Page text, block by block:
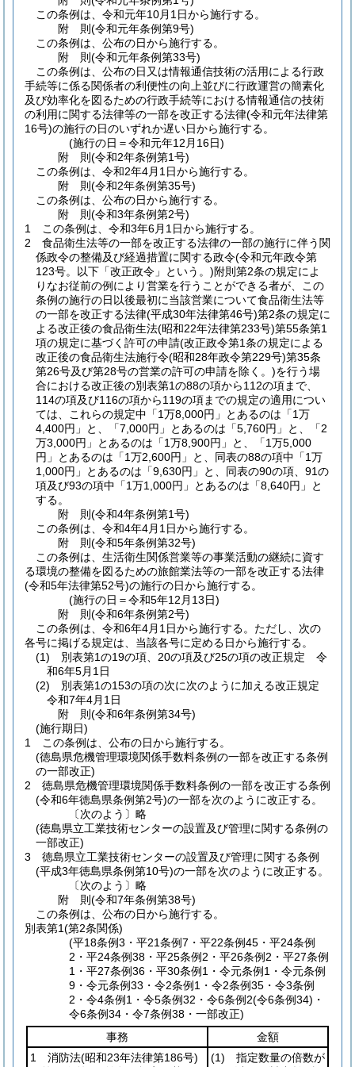
この条例は、令和元年10月1日から施行する。
附 則(令和元年条例第9号)
この条例は、公布の日から施行する。
附 則(令和元年条例第33号)
この条例は、公布の日又は情報通信技術の活用による行政
手続等に係る関係者の利便性の向上並びに行政運営の簡素化
及び効率化を図るための行政手続等における情報通信の技術
の利用に関する法律等の一部を改正する法律(令和元年法律第
16号)の施行の日のいずれか遅い日から施行する。
(施行の日＝令和元年12月16日)
附 則(令和2年条例第1号)
この条例は、令和2年4月1日から施行する。
附 則(令和2年条例第35号)
この条例は、公布の日から施行する。
附 則(令和3年条例第2号)
1
この条例は、令和3年6月1日から施行する。
2
食品衛生法等の一部を改正する法律の一部の施行に伴う関
係政令の整備及び経過措置に関する政令(令和元年政令第
123号。以下「改正政令」という。)附則第2条の規定によ
りなお従前の例により営業を行うことができる者が、この
条例の施行の日以後最初に当該営業について食品衛生法等
の一部を改正する法律(平成30年法律第46号)第2条の規定に
よる改正後の食品衛生法(昭和22年法律第233号)第55条第1
項の規定に基づく許可の申請(改正政令第1条の規定による
改正後の食品衛生法施行令(昭和28年政令第229号)第35条
第26号及び第28号の営業の許可の申請を除く。)を行う場
合における改正後の別表第1の88の項から112の項まで、
114の項及び116の項から119の項までの規定の適用につい
ては、これらの規定中「1万8,000円」とあるのは「1万
4,400円」と、「7,000円」とあるのは「5,760円」と、「2
万3,000円」とあるのは「1万8,900円」と、「1万5,000
円」とあるのは「1万2,600円」と、同表の88の項中「1万
1,000円」とあるのは「9,630円」と、同表の90の項、91の
項及び93の項中「1万1,000円」とあるのは「8,640円」と
する。
附 則(令和4年条例第1号)
この条例は、令和4年4月1日から施行する。
附 則(令和5年条例第32号)
この条例は、生活衛生関係営業等の事業活動の継続に資す
る環境の整備を図るための旅館業法等の一部を改正する法律
(令和5年法律第52号)の施行の日から施行する。
(施行の日＝令和5年12月13日)
附 則(令和6年条例第2号)
この条例は、令和6年4月1日から施行する。 ただし、次の
各号に掲げる規定は、当該各号に定める日から施行する。
(1)
別表第1の19の項、20の項及び25の項の改正規定 令
和6年5月1日
(2)
別表第1の153の項の次に次のように加える改正規定
令和7年4月1日
附 則(令和6年条例第34号)
(施行期日)
1
この条例は、公布の日から施行する。
(徳島県危機管理環境関係手数料条例の一部を改正する条例
の一部改正)
2
徳島県危機管理環境関係手数料条例の一部を改正する条例
(令和6年徳島県条例第2号)の一部を次のように改正する。
〔次のよう〕略
(徳島県立工業技術センターの設置及び管理に関する条例の
一部改正)
3
徳島県立工業技術センターの設置及び管理に関する条例
(平成3年徳島県条例第10号)の一部を次のように改正する。
〔次のよう〕略
附 則(令和7年条例第38号)
この条例は、公布の日から施行する。
別表第1(第2条関係)
(平18条例3・平21条例7・平22条例45・平24条例
2・平24条例38・平25条例2・平26条例2・平27条例
1・平27条例36・平30条例1・令元条例1・令元条例
9・令元条例33・令2条例1・令2条例35・令3条例
2・令4条例1・令5条例32・令6条例2(令6条例34)・
令6条例34・令7条例38・一部改正)
事務
金額
1 消防法(昭和23年法律第186号)
(1) 指定数量の倍数が